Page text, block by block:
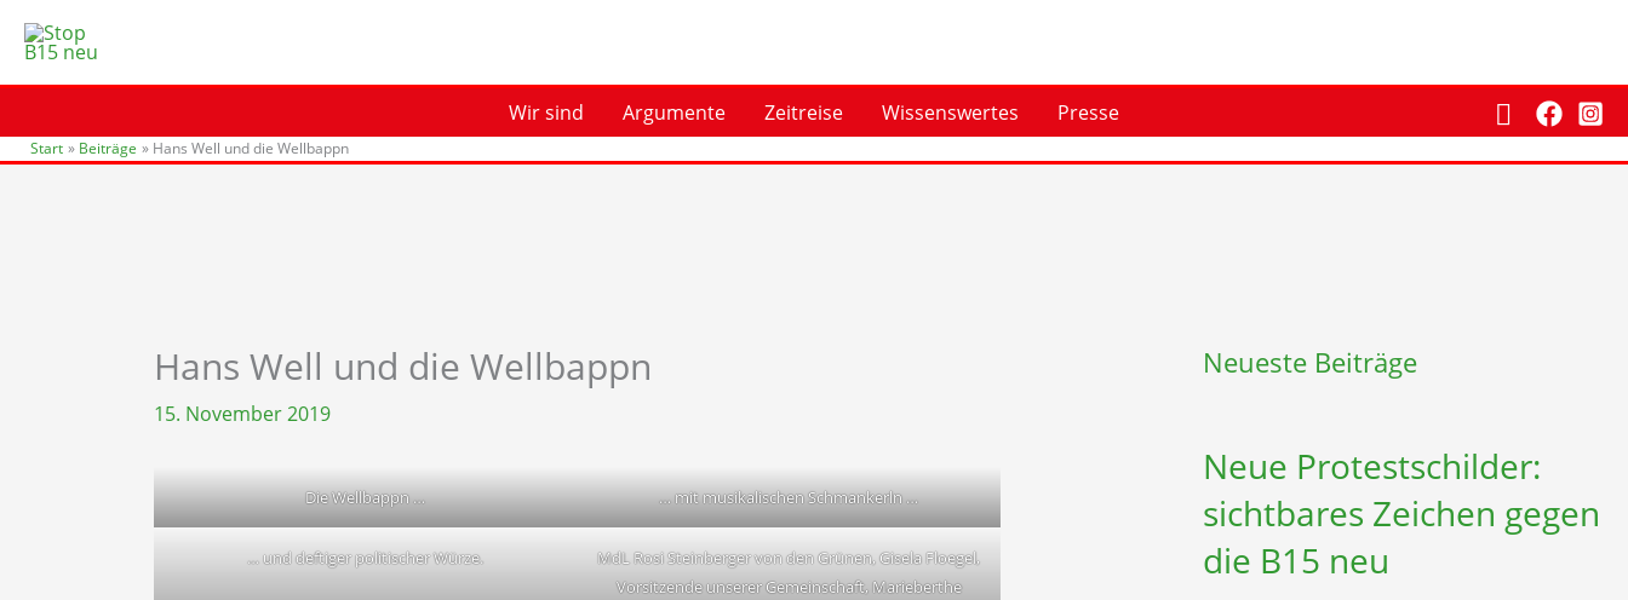
Inhalt
springen
Wir sind
Argumente Zeitreise Wissenswertes Presse Suchen
Start Beiträge Hans Well und die Wellbappn
Hans Well und die Wellbappn
15. November 2019
Die Wellbappn … … mit musikalischen Schmankerln …
… und deftiger politischer Würze.
MdL Rosi Steinberger von den Grünen, Gisela Floegel,
Vorsitzende unserer Gemeinschaft, Marieberthe
Neueste Beiträge
Neue Protestschilder:
sichtbares Zeichen gegen
die B15 neu